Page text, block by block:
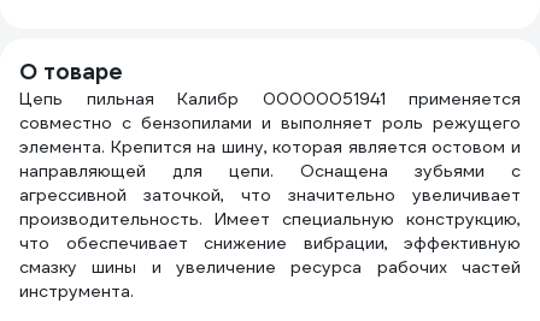
О товаре
Цепь пильная Калибр 00000051941 применяется
совместно с бензопилами и выполняет роль режущего
элемента. Крепится на шину, которая является остовом и
направляющей для цепи. Оснащена зубьями с
агрессивной заточкой, что значительно увеличивает
производительность. Имеет специальную конструкцию,
что обеспечивает снижение вибрации, эффективную
смазку шины и увеличение ресурса рабочих частей
инструмента.